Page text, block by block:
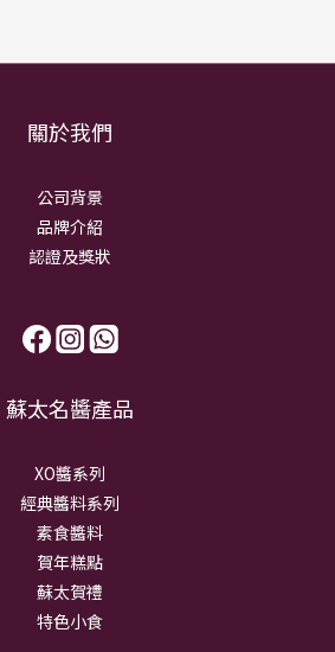
關於我們
公司背景
品牌介紹
認證及獎狀
蘇太名醬產品
XO醬系列
經典醬料系列
素食醬料
賀年糕點
蘇太賀禮
特色小食